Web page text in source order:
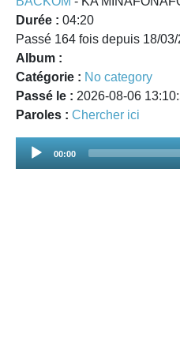
Durée : 04:20
Passé 164 fois depuis 18/
Album :
Catégorie : No category
Passé le : 2026-08-06
Paroles : Chercher ici
Audio
00:00